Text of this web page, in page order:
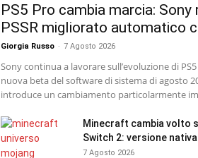
PS5 Pro cambia marcia: Sony
PSSR migliorato automatico
Giorgia Russo - 7 Agosto 2026
Sony continua a lavorare sull’evoluzione di
nuova beta del software di sistema di agosto
introduce un cambiamento particolarmente
Minecraft cambia volto
Switch 2: versione
7 Agosto 2026